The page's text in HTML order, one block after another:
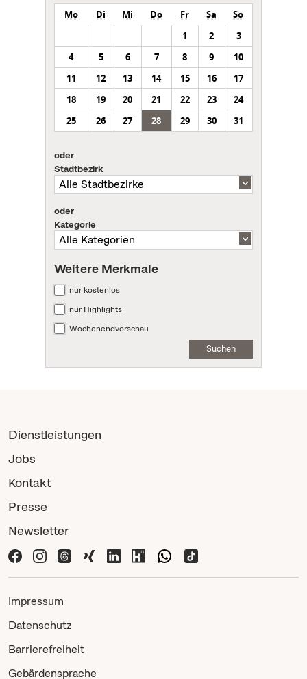
Mo Di Mi Do Fr Sa
So
1
2
3
4
5 6 7 8 9
10
11
12 13 14 15 16
17
18
19 20 21 22 23
24
25
26 27 28 29 30 31
oder
Stadtbezirk
oder
Kategorie
Weitere Merkmale
nur kostenlos
nur Highlights
Wochenendvorschau
Suchen
Dienstleistungen
Jobs
Kontakt
Presse
Newsletter
Impressum
Datenschutz
Barrierefreiheit
Gebärdensprache